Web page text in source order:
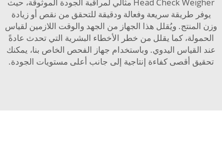
يوفر طريقة سريعة وفعالة ودقيقة للتحقق من نقص أو زيادة
وزن المنتج. ويُقلل هذا الجهاز من الجهد والوقت اللازمين لقياس
الحمولة، كما يقلل من خطر الأخطاء البشرية التي تحدث عادةً
عند القياس اليدوي. وباستخدام جهاز الفحص الخاص بنا، يمكنك
تحقيق أقصى كفاءة إنتاجية إلى جانب أعلى مستويات الجودة.